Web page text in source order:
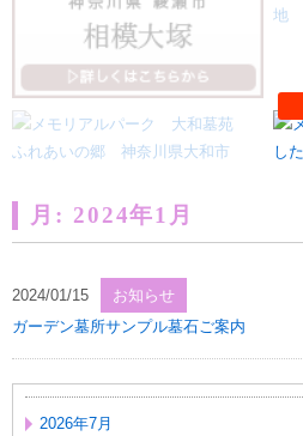
月: 2024年1月
2024/01/15
お知らせ
ガーデン墓所サンプル墓石ご案内
2026年7月